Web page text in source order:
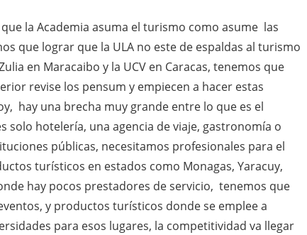
la Academia asuma el turismo como asume las
que lograr que la ULA no este de espaldas al turismo
en Maracaibo y la UCV en Caracas, tenemos que
revise los pensum y empiecen a hacer estas
hay una brecha muy grande entre lo que es el
solo hotelería, una agencia de viaje, gastronomía o
públicas, necesitamos profesionales para el
turísticos en estados como Monagas, Yaracuy,
hay pocos prestadores de servicio, tenemos que
y productos turísticos donde se emplee a
para esos lugares, la competitividad va llegar